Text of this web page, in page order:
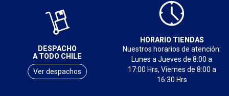
DESPACHO
A TODO CHILE
Ver despachos
HORARIO TIENDAS
Nuestros horarios de atención:
Lunes a Jueves de 8:00 a
17:00 Hrs, Viernes de 8:00 a
16:30 Hrs